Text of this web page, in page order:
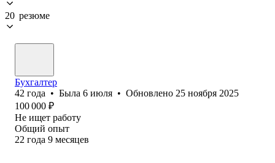
20 резюме
Бухгалтер
42 года • Была 6 июля • Обновлено 25 ноября 2025
100 000 ₽
Не ищет работу
Общий опыт
22 года 9 месяцев